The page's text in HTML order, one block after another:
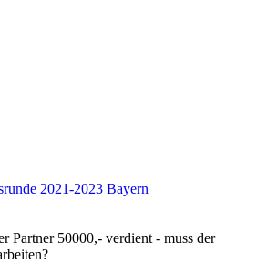
2021-2023 Bayern
Partner 50000,- verdient - muss der